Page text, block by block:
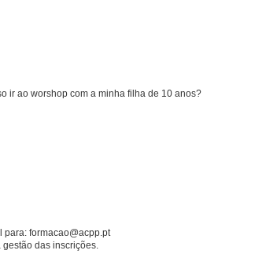
ir ao worshop com a minha filha de 10 anos?
formacao@acpp.pt
gestão das inscrições.